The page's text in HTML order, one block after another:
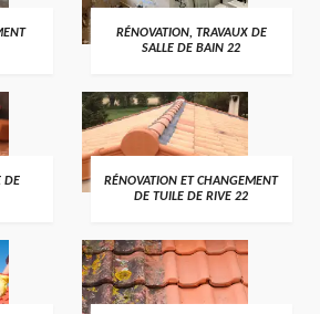
RÉNOVATION, TRAVAUX DE
SALLE DE BAIN 22
DE
RÉNOVATION ET CHANGEMENT
DE TUILE DE RIVE 22